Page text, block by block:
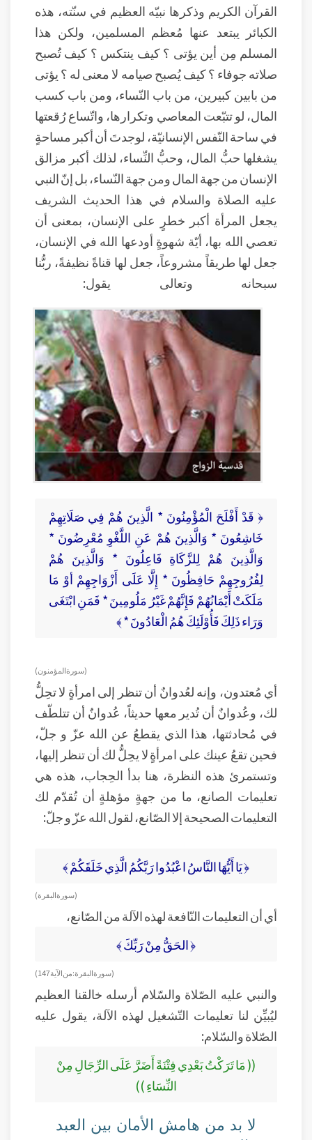
القرآن الكريم وذكرها نبيّه العظيم في سنّته، هذه
الكبائر يبتعد عنها مُعظم المسلمين، ولكن هذا
المسلم مِن أين يؤتى ؟ كيف ينتكس ؟ كيف تُصبح
صلاته جوفاء ؟ كيف يُصبح صيامه لا معنى له ؟ يؤتى
من بابين كبيرين، من باب النّساء، ومن باب كسب
المال، لو تتبّعت المعاصي وتكرارها، واتّساع رُقعتها
في ساحة النّفس الإنسانيّة، لوجدتَ أن أكبر مساحةٍ
يشغلها حبُّ المال، وحبُّ النِّساء، لذلك أكبر مزالق
الإنسان من جهة المال ومن جهة النّساء، بل إنّ النبي
عليه الصلاة والسلام في هذا الحديث الشريف
يجعل المرأة أكبر خطرٍ على الإنسان، بمعنى أن
تعصي الله بها، أيّة شهوةٍ أودعها الله في الإنسان،
جعل لها طريقاً مشروعاً، جعل لها قناةً نظيفةً، ربُّنا
سبحانه وتعالى يقول:
﴿ قَدْ أَفْلَحَ الْمُؤْمِنُونَ * الَّذِينَ هُمْ فِي صَلَاتِهِمْ
خَاشِعُونَ * وَالَّذِينَ هُمْ عَنِ اللَّغْوِ مُعْرِضُونَ *
وَالَّذِينَ هُمْ لِلزَّكَاةِ فَاعِلُونَ * وَالَّذِينَ هُمْ
لِفُرُوجِهِمْ حَافِظُونَ * إِلَّا عَلَى أَزْوَاجِهِمْ أوْ مَا
مَلَكَتْ أَيْمَانُهُمْ فَإِنَّهُمْ غَيْرُ مَلُومِينَ * فَمَنِ ابْتَغَى
وَرَاء ذَلِكَ فَأُوْلَئِكَ هُمُ الْعَادُونَ * ﴾
( سورة المؤمنون )
أي مُعتدون، وإنه لعُدوانٌ أن تنظر إلى امرأةٍ لا تحِلُّ
لك، وعُدوانٌ أن تُدير معها حديثاً، عُدوانٌ أن تتلطّف
في مُحادثتها، هذا الذي يقطعُ عن الله عزّ و جلّ،
فحين تقعُ عينك على امرأةٍ لا يحِلُّ لك أن تنظر إليها،
وتستمرئ هذه النظرة، هنا بدأ الحِجاب، هذه هي
تعليمات الصانع، ما من جهةٍ مؤهلةٍ أن تُقدّم لك
التعليمات الصحيحة إلا الصّانع، لقول الله عزّ و جلّ:
﴿ يَا أَيُّهَا النَّاسُ اعْبُدُوا رَبَّكُمُ الَّذِي خَلَقَكُمْ ﴾
( سورة البقرة )
أي أن التعليمات النّافعة لهذه الآلة من الصّانع،
﴿ الحَقُّ مِنْ رَبِّكَ ﴾
( سورة البقرة: من الآية 147)
والنبي عليه الصّلاة والسّلام أرسله خالقنا العظيم
ليُبيِّن لنا تعليمات التّشغيل لهذه الآلة، يقول عليه
الصّلاة والسّلام:
(( مَا تَرَكْتُ بَعْدِي فِتْنَةً أَضَرَّ عَلَى الرِّجَالِ مِنْ
النِّسَاءِ ))
لا بد من هامش الأمان بين العبد